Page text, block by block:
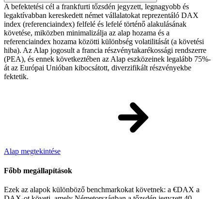
A befektetési cél a frankfurti tőzsdén jegyzett, legnagyobb és
legaktívabban kereskedett német vállalatokat reprezentáló DAX
index (referenciaindex) felfelé és lefelé történő alakulásának
követése, miközben minimalizálja az alap hozama és a
referenciaindex hozama közötti különbség volatilitását (a követési
hiba). Az Alap jogosult a francia részvénytakarékossági rendszerre
(PEA), és ennek következtében az Alap eszközeinek legalább 75%-
át az Európai Unióban kibocsátott, diverzifikált részvényekbe
fektetik.
Alap megtekintése
Főbb megállapítások
Ezek az alapok különböző benchmarkokat követnek: a €DAX a